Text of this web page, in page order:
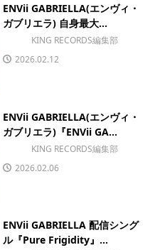
ENVii GABRIELLA(エンヴィ・
ガブリエラ) 自身最大...
KING RECORDS編集部
2026.02.12
ENVii GABRIELLA(エンヴィ・
ガブリエラ)『ENVii GA...
KING RECORDS編集部
2026.02.06
ENVii GABRIELLA 配信シング
ル『Pure Frigidity』...